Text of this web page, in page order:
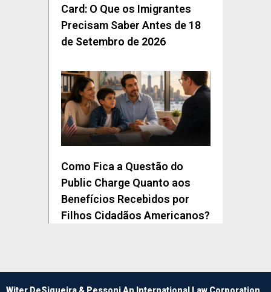
Card: O Que os Imigrantes
Precisam Saber Antes de 18
de Setembro de 2026
Como Fica a Questão do
Public Charge Quanto aos
Benefícios Recebidos por
Filhos Cidadãos Americanos?
Witer DeSiqueira & Pessoni An International Law Corporation